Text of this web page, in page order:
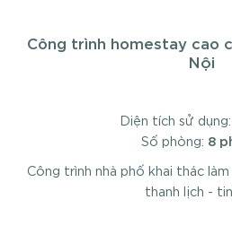
Công trình homestay cao
Nội
Diện tích sử dụng:
Số phòng: 8
Công trình nhà phố khai thác
thanh lịch -